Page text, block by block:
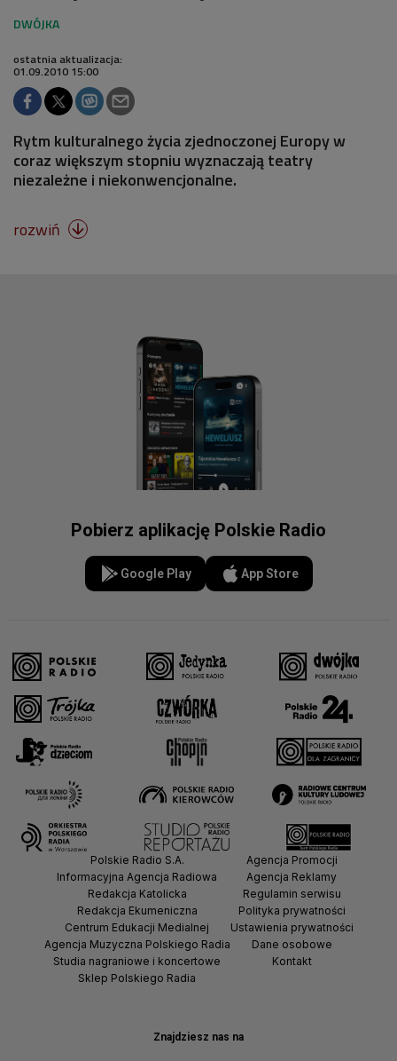
ostatnia aktualizacja:
01.09.2010 15:00
Rytm kulturalnego życia zjednoczonej Europy w
coraz większym stopniu wyznaczają teatry
niezależne i niekonwencjonalne.
rozwiń 
Pobierz aplikację Polskie Radio
Google Play App Store
Znajdziesz nas na
Polskie Radio S.A.
Informacyjna Agencja Radiowa
Redakcja Katolicka
Redakcja Ekumeniczna
Centrum Edukacji Medialnej
Agencja Muzyczna Polskiego Radia
Studia nagraniowe i koncertowe
Sklep Polskiego Radia
Agencja Promocji
Agencja Reklamy
Regulamin serwisu
Polityka prywatności
Ustawienia prywatności
Dane osobowe
Kontakt